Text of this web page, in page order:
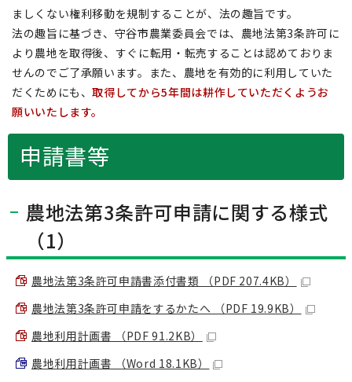
ましくない権利移動を規制することが、法の趣旨です。
法の趣旨に基づき、守谷市農業委員会では、農地法第3条許可に
より農地を取得後、すぐに転用・転売することは認めておりま
せんのでご了承願います。また、農地を有効的に利用していた
だくためにも、取得してから5年間は耕作していただくようお
願いいたします。
申請書等
農地法第3条許可申請に関する様式
（1）
農地法第3条許可申請書添付書類 （PDF 207.4KB）
農地法第3条許可申請をするかたへ （PDF 19.9KB）
農地利用計画書 （PDF 91.2KB）
農地利用計画書 （Word 18.1KB）